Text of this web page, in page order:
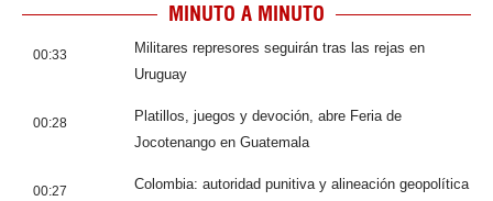
MINUTO A MINUTO
00:33
Militares represores seguirán tras las rejas en
Uruguay
00:28
Platillos, juegos y devoción, abre Feria de
Jocotenango en Guatemala
00:27
Colombia: autoridad punitiva y alineación geopolítica